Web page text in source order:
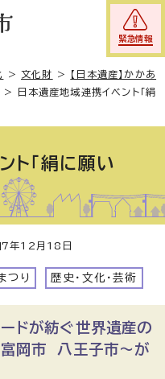
緊急情報
>文化財 >
【日本遺産】かかあ
>
日本遺産地域連携イベント「絹
ト「絹に願い
年12月18日
つり 歴史・文化・芸術
ードが紡ぐ世界遺産の
岡市 八王子市〜が